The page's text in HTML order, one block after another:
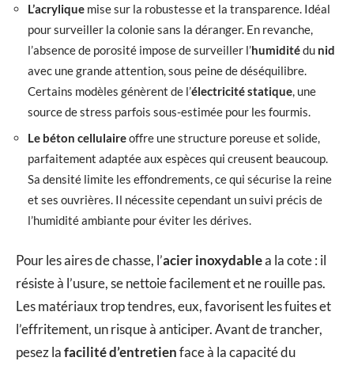
L’acrylique mise sur la robustesse et la transparence. Idéal
pour surveiller la colonie sans la déranger. En revanche,
l’absence de porosité impose de surveiller l’humiditédu nid
avec une grande attention, sous peine de déséquilibre.
Certains modèles génèrent de l’électricité statique, une
source de stress parfois sous-estimée pour les fourmis.
Le béton cellulaireoffre une structure poreuse et solide,
parfaitement adaptée aux espèces qui creusent beaucoup.
Sa densité limite les effondrements, ce qui sécurise la reine
et ses ouvrières. Il nécessite cependant un suivi précis de
l’humidité ambiante pour éviter les dérives.
Pour les aires de chasse, l’acier inoxydablea la cote : il
résiste à l’usure, se nettoie facilement et ne rouille pas.
Les matériaux trop tendres, eux, favorisent les fuites et
l’effritement, un risque à anticiper. Avant de trancher,
pesez lafacilité d’entretienface à la capacité du